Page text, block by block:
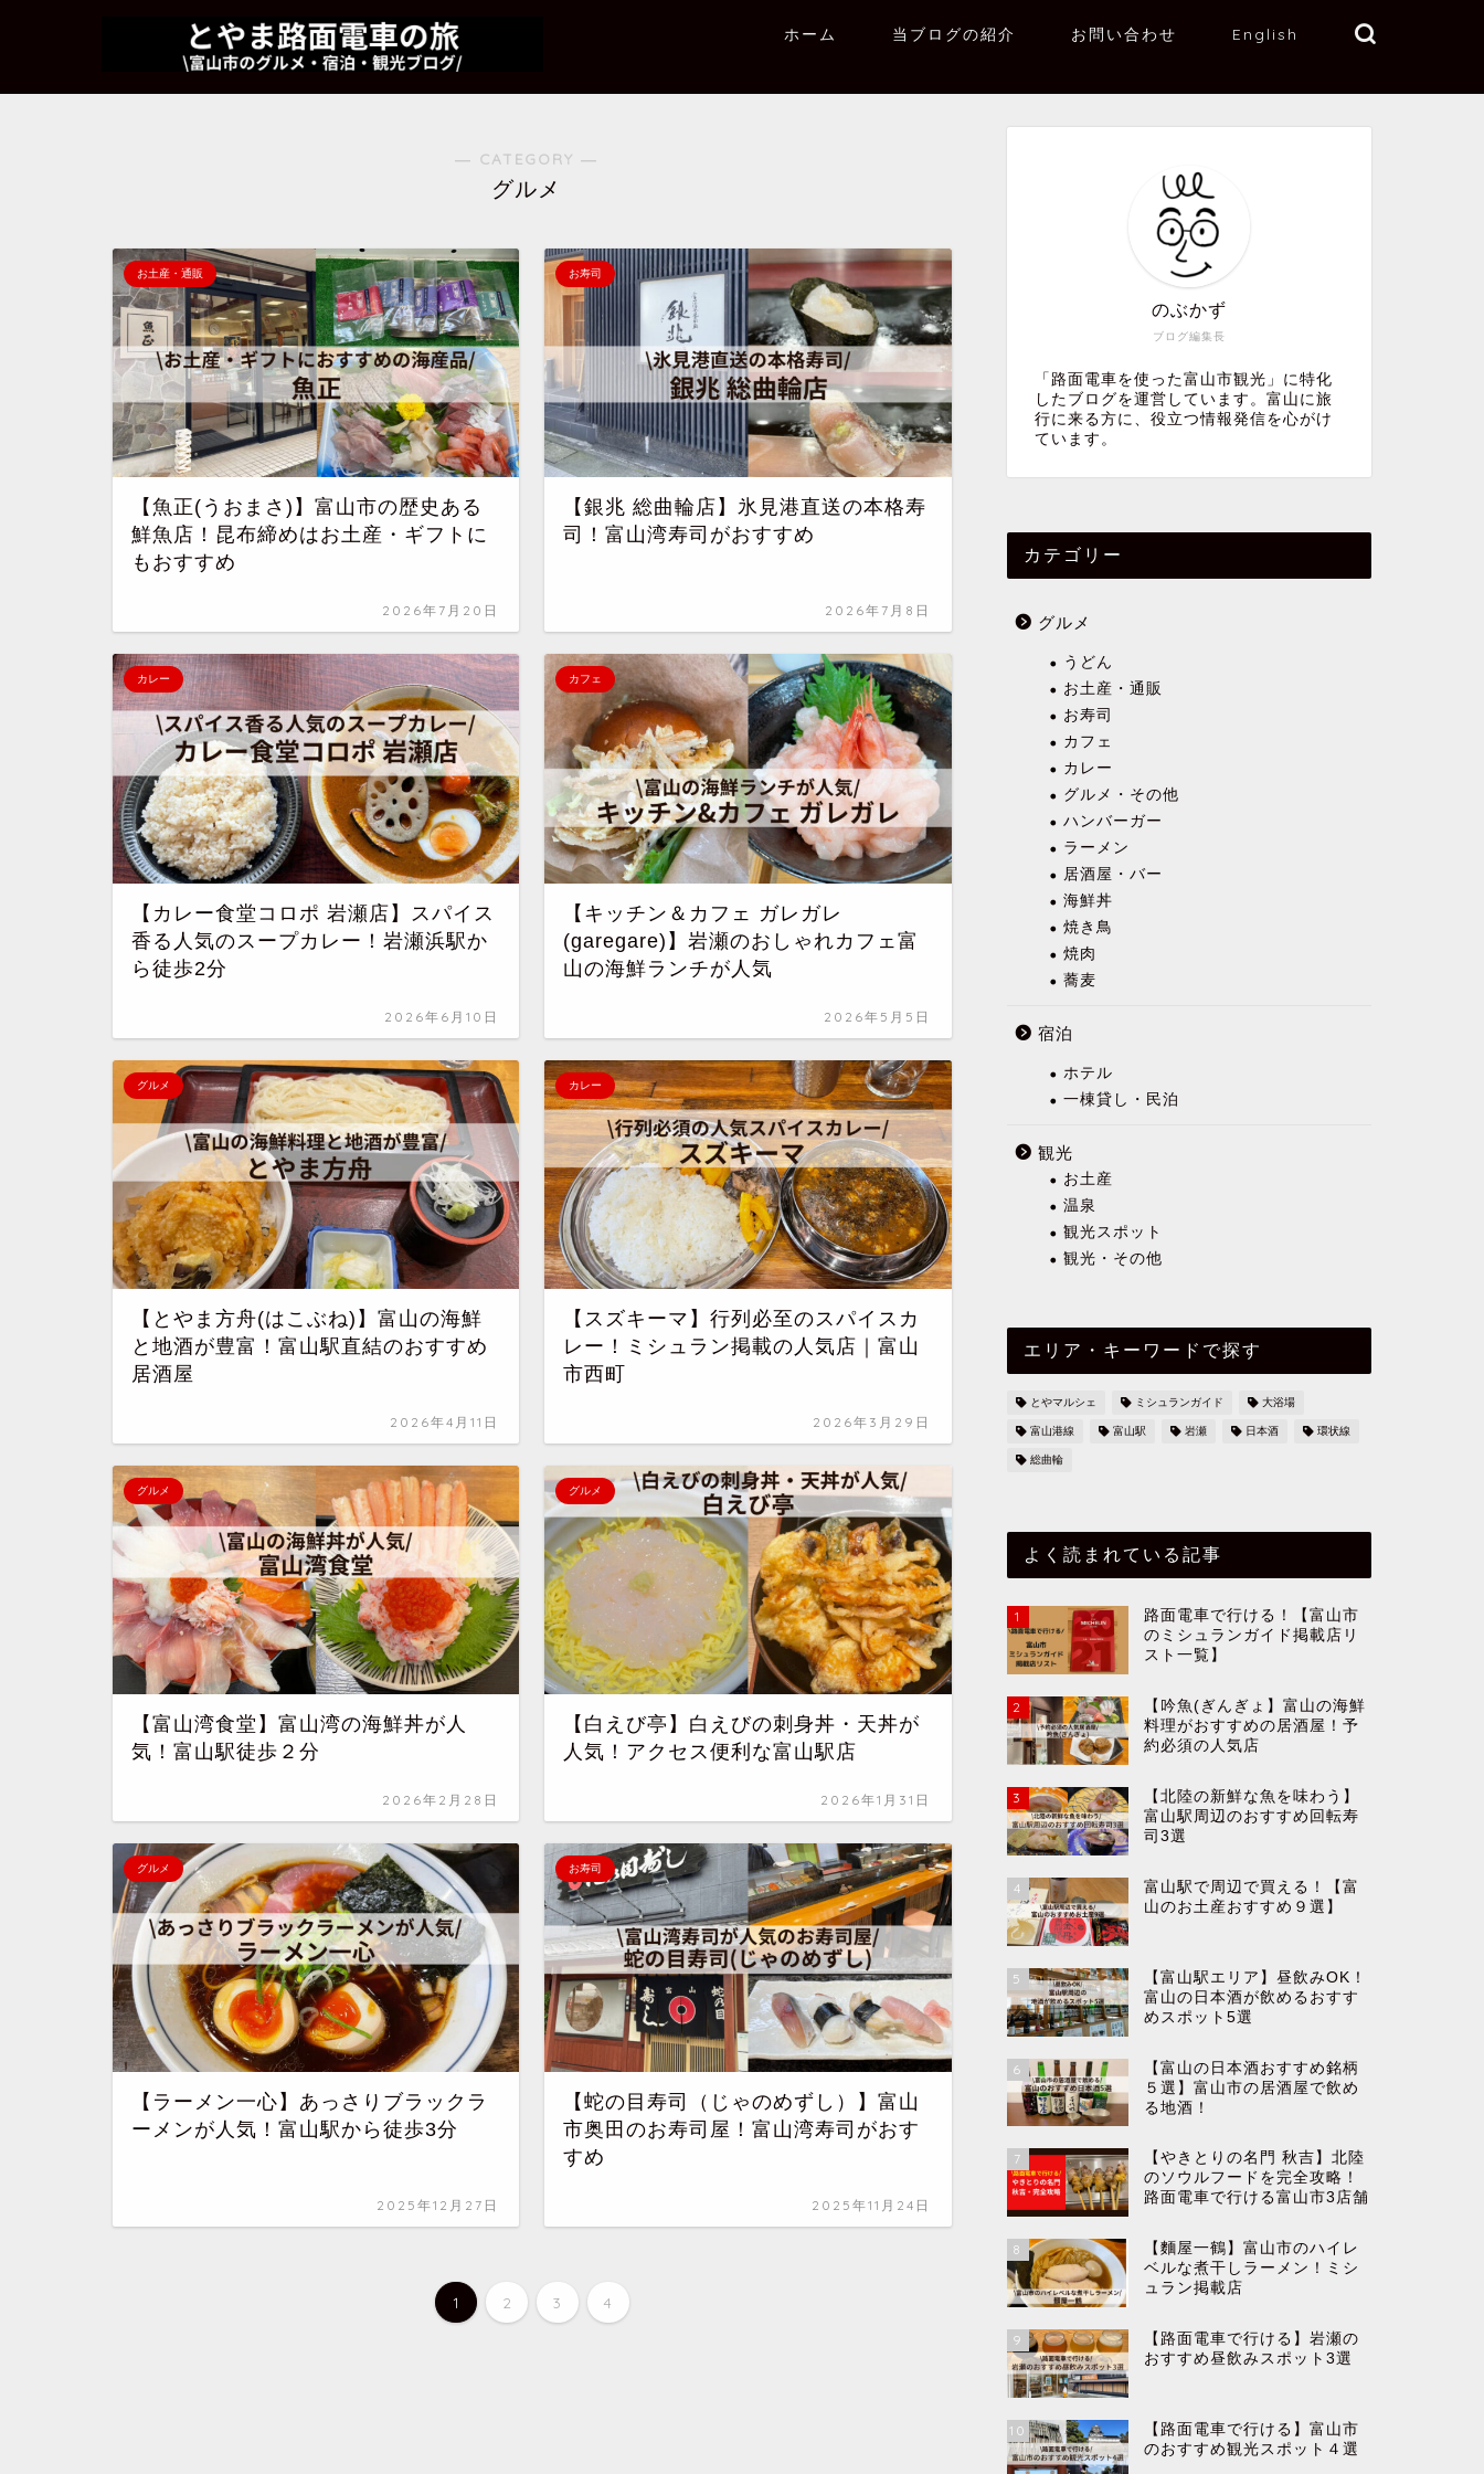
ホーム 当ブログの紹介 お問い合わせ English
― CATEGORY ―
グルメ
お土産・通販
【魚正(うおまさ)】富山市の歴史ある
鮮魚店！昆布締めはお土産・ギフトに
もおすすめ
2026年7月20日
お寿司
【銀兆 総曲輪店】氷見港直送の本格寿
司！富山湾寿司がおすすめ
2026年7月8日
カレー
【カレー食堂コロポ 岩瀬店】スパイス
香る人気のスープカレー！岩瀬浜駅か
ら徒歩2分
2026年6月10日
カフェ
【キッチン＆カフェ ガレガレ
(garegare)】岩瀬のおしゃれカフェ富
山の海鮮ランチが人気
2026年5月5日
グルメ
【とやま方舟(はこぶね)】富山の海鮮
と地酒が豊富！富山駅直結のおすすめ
居酒屋
2026年4月11日
カレー
【スズキーマ】行列必至のスパイスカ
レー！ミシュラン掲載の人気店｜富山
市西町
2026年3月29日
グルメ
【富山湾食堂】富山湾の海鮮丼が人
気！富山駅徒歩２分
2026年2月28日
グルメ
【白えび亭】白えびの刺身丼・天丼が
人気！アクセス便利な富山駅店
2026年1月31日
グルメ
【ラーメン一心】あっさりブラックラ
ーメンが人気！富山駅から徒歩3分
2025年12月27日
お寿司
【蛇の目寿司（じゃのめずし）】富山
市奥田のお寿司屋！富山湾寿司がおす
すめ
2025年11月24日
1 2 3 4
ブログ編集長
のぶかず
「路面電車を使った富山市観光」に特化
したブログを運営しています。富山に旅
行に来る方に、役立つ情報発信を心がけ
ています。
カテゴリー
グルメ
うどん
お土産・通販
お寿司
カフェ
カレー
グルメ・その他
ハンバーガー
ラーメン
居酒屋・バー
海鮮丼
焼き鳥
焼肉
蕎麦
宿泊
ホテル
一棟貸し・民泊
観光
お土産
温泉
観光スポット
観光・その他
エリア・キーワードで探す
とやマルシェ ミシュランガイド 大浴場
富山港線 富山駅 岩瀬 日本酒 環状線
総曲輪
よく読まれている記事
1
路面電車で行ける！【富山市
のミシュランガイド掲載店リ
スト一覧】
2
【吟魚(ぎんぎょ】富山の海鮮
料理がおすすめの居酒屋！予
約必須の人気店
3
【北陸の新鮮な魚を味わう】
富山駅周辺のおすすめ回転寿
司3選
4
富山駅で周辺で買える！【富
山のお土産おすすめ９選】
5
【富山駅エリア】昼飲みOK！
富山の日本酒が飲めるおすす
めスポット5選
6
【富山の日本酒おすすめ銘柄
５選】富山市の居酒屋で飲め
る地酒！
7
【やきとりの名門 秋吉】北陸
のソウルフードを完全攻略！
路面電車で行ける富山市3店舗
8
【麵屋一鶴】富山市のハイレ
ベルな煮干しラーメン！ミシ
ュラン掲載店
9
【路面電車で行ける】岩瀬の
おすすめ昼飲みスポット3選
10
【路面電車で行ける】富山市
のおすすめ観光スポット４選